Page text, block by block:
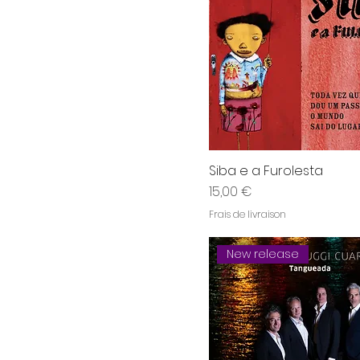
Siba e a Furolesta
Prix
15,00 €
Frais de livraison
New release